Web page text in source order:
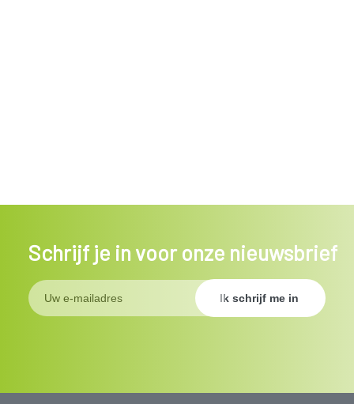
Schrijf je in voor onze nieuwsbrief